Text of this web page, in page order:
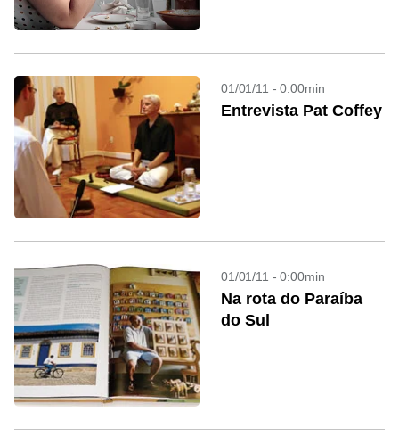
01/01/11 - 0:00min
Entrevista Pat Coffey
01/01/11 - 0:00min
Na rota do Paraíba
do Sul